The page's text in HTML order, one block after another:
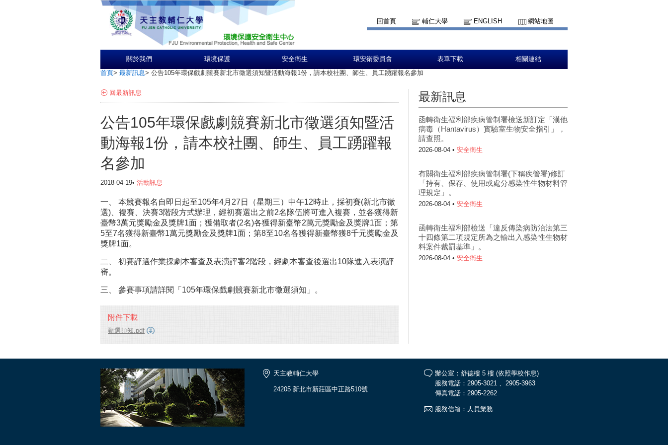
回首頁 輔仁大學 ENGLISH 網站地圖
關於我們 環境保護 安全衛生 環安衛委員會 表單下載 相關連結
首頁> 最新訊息> 公告105年環保戲劇競賽新北市徵選須知暨活動海報1份，請本校社團、師生、員工踴躍報名參加
回最新訊息
公告105年環保戲劇競賽新北市徵選須知暨活
動海報1份，請本校社團、師生、員工踴躍報
名參加
2018-04-19• 活動訊息
一、 本競賽報名自即日起至105年4月27日（星期三）中午12時止，採初賽(新北市徵
選)、複賽、決賽3階段方式辦理，經初賽選出之前2名隊伍將可進入複賽，並各獲得新
臺幣3萬元獎勵金及獎牌1面；獲備取者(2名)各獲得新臺幣2萬元獎勵金及獎牌1面；第
5至7名獲得新臺幣1萬元獎勵金及獎牌1面；第8至10名各獲得新臺幣獲8千元獎勵金及
獎牌1面。
二、 初賽評選作業採劇本審查及表演評審2階段，經劇本審查後選出10隊進入表演評
審。
三、 參賽事項請詳閱「105年環保戲劇競賽新北市徵選須知」。
附件下載
甄選須知.pdf
最新訊息
函轉衛生福利部疾病管制署檢送新訂定「漢他
病毒（Hantavirus）實驗室生物安全指引」，
請查照。
2026-08-04 • 安全衛生
有關衛生福利部疾病管制署(下稱疾管署)修訂
「持有、保存、使用或處分感染性生物材料管
理規定」。
2026-08-04 • 安全衛生
函轉衛生福利部檢送「違反傳染病防治法第三
十四條第二項規定所為之輸出入感染性生物材
料案件裁罰基準」。
2026-08-04 • 安全衛生
天主教輔仁大學
24205 新北市新莊區中正路510號
辦公室：舒德樓 5 樓 (依照學校作息)
服務電話：2905-3021 、2905-3963
傳真電話：2905-2262
服務信箱： 人員業務